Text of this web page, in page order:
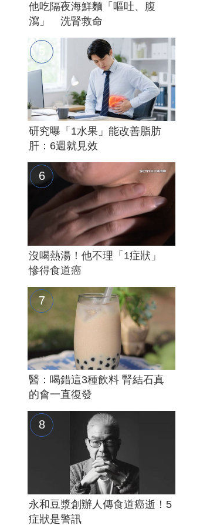
他吃隔夜海鮮麵「嘔吐、腹
瀉」 洗腎救命
研究曝「1水果」能改善脂肪
肝：6週就見效
沒喝熱湯！他不理「1症狀」
慘得食道癌
醫：喝錯這3種飲料 腎結石真
的會一直復發
永和豆漿創辦人傳食道癌逝！5
症狀是警訊